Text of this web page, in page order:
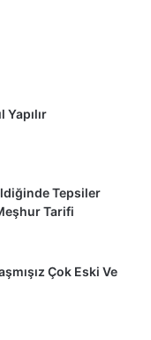
Yapılır
Tepsiler
Tarifi
Çok Eski Ve